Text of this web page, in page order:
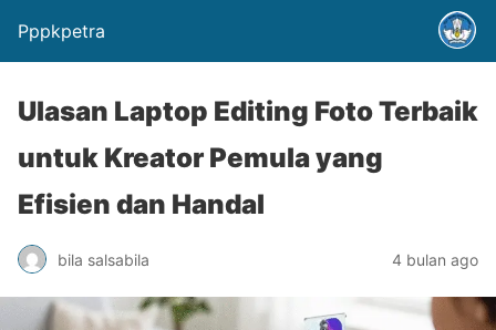
Pppkpetra
Ulasan Laptop Editing Foto Terbaik
untuk Kreator Pemula yang
Efisien dan Handal
bila salsabila 4 bulan ago